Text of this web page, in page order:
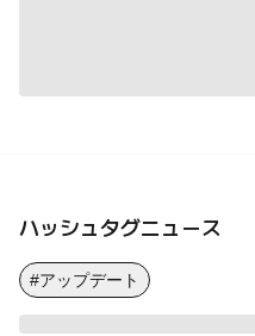
ハッシュタグニュース
#アップデート